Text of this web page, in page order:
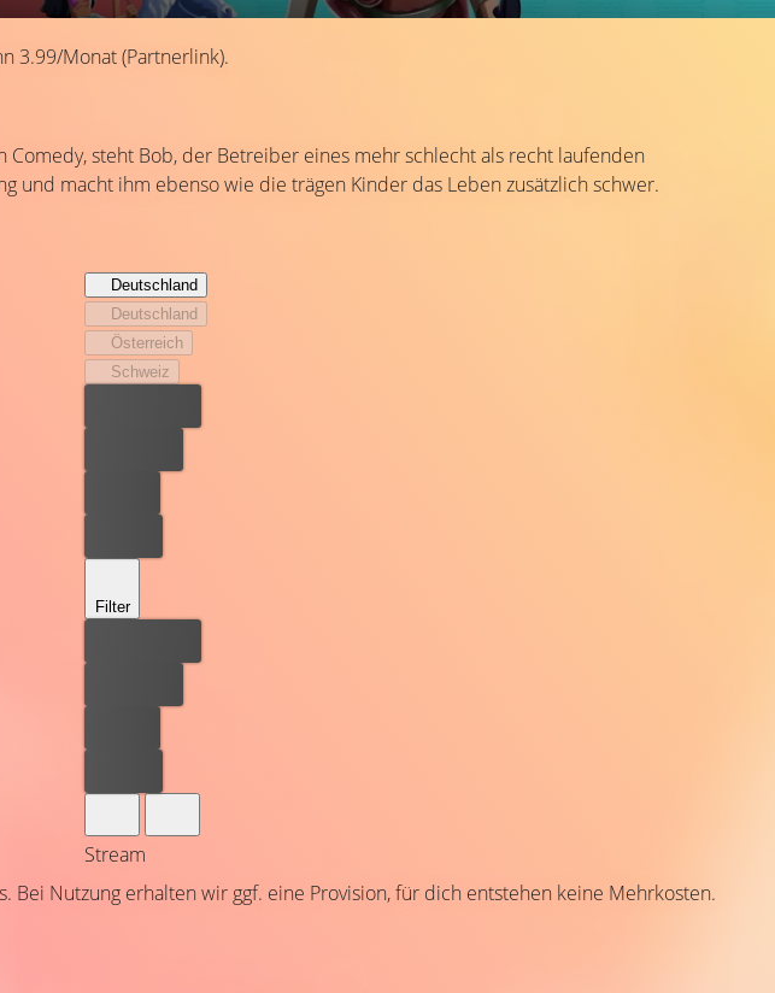
3.99/Monat (Partnerlink).
Comedy, steht Bob, der Betreiber eines mehr schlecht als recht laufenden
und macht ihm ebenso wie die trägen Kinder das Leben zusätzlich schwer.
Deutschland
Deutschland
Österreich
Schweiz
Filter
Stream
Bei Nutzung erhalten wir ggf. eine Provision, für dich entstehen keine Mehrkosten.